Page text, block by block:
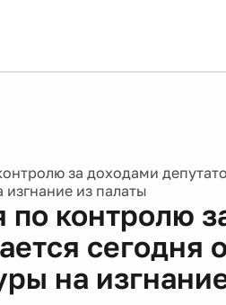
за доходами
из палаты
контролю
сегодня
на